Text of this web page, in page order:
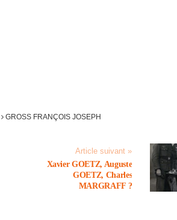
GROSS FRANÇOIS JOSEPH
Article suivant »
Xavier GOETZ, Auguste
GOETZ, Charles
MARGRAFF ?